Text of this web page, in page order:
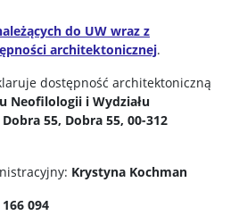
do UW wraz z
architektonicznej.
dostępność architektoniczną
Neofilologii i Wydziału
55, Dobra 55, 00-312
Krystyna Kochman
094